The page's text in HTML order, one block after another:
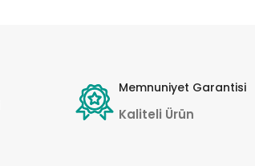
Memnuniyet Garantisi
Kaliteli Ürün